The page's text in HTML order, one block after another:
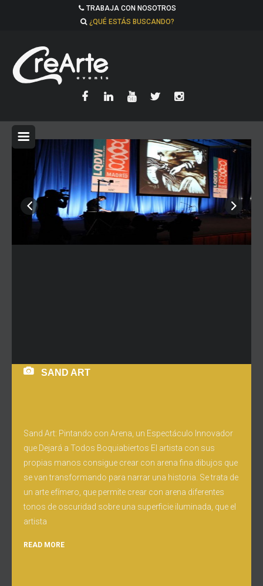
TRABAJA CON NOSOTROS
¿QUÉ ESTÁS BUSCANDO?
SAND ART
Sand Art: Pintando con Arena, un Espectáculo Innovador
que Dejará a Todos Boquiabiertos El artista con sus
propias manos consigue crear con arena fina dibujos que
se van transformando para narrar una historia. Se trata de
un arte efímero, que permite crear con arena diferentes
tonos de oscuridad sobre una superficie iluminada, que el
artista
READ MORE